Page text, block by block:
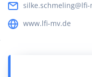
silke.schmeling@lfi-
www.lfi-mv.de